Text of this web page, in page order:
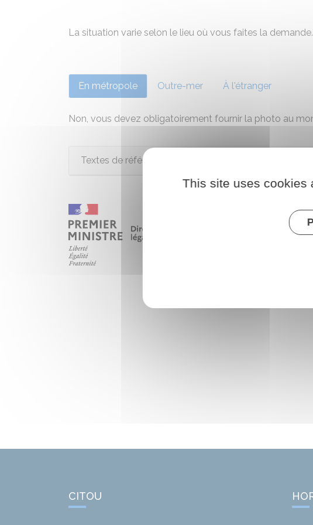
La situation varie selon le lieu où vous faites la demande.
En métropole Outre-mer À l'étranger
Non, vous devez obligatoirement fournir la photo au
Textes de référence
CITOU
This site uses cookies